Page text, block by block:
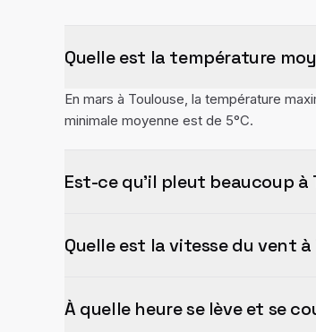
Quelle est la température
En mars à Toulouse, la température
minimale moyenne est de 5°C.
Est-ce qu'il pleut beaucoup à
Quelle est la vitesse du vent à
À quelle heure se lève et se